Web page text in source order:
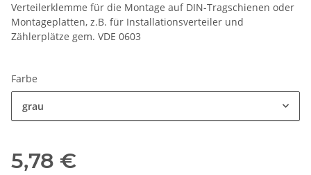
Verteilerklemme für die Montage auf DIN-Tragschienen oder
Montageplatten, z.B. für Installationsverteiler und
Zählerplätze gem. VDE 0603
Farbe
grau
5,78 €